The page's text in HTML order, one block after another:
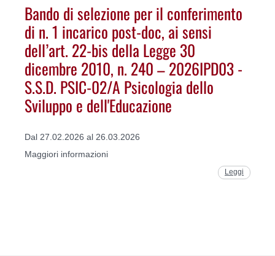
Bando di selezione per il conferimento
di n. 1 incarico post-doc, ai sensi
dell’art. 22-bis della Legge 30
dicembre 2010, n. 240 – 2026IPD03 -
S.S.D. PSIC-02/A Psicologia dello
Sviluppo e dell'Educazione
Dal 27.02.2026 al 26.03.2026
Maggiori informazioni
Leggi